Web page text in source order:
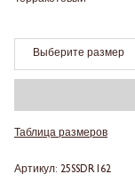
Выберите размер
Таблица размеров
Артикул: 25SSDR162